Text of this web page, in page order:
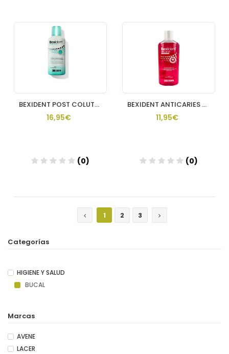
Añadir
BEXIDENT POST COLUTORIO 250 ML ISDIN
16,95€
(0)
BEXIDENT ANTICARIES COLUTORIO 1 ENVASE 500 ML ISDIN
11,95€
(0)
1
2 3
Categorías
HIGIENE Y SALUD
BUCAL
Marcas
AVENE
LACER